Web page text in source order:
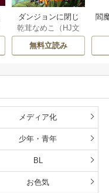
ダンジョンに閉じ
込められて25年。
救出されたときに
は立派な不審者に
版】
乾茸なめこ（HJ文
庫／ホビージャパ
ン刊）/御手洗太
無料立読み
閻
メディア化
少年・青年
BL
お色気